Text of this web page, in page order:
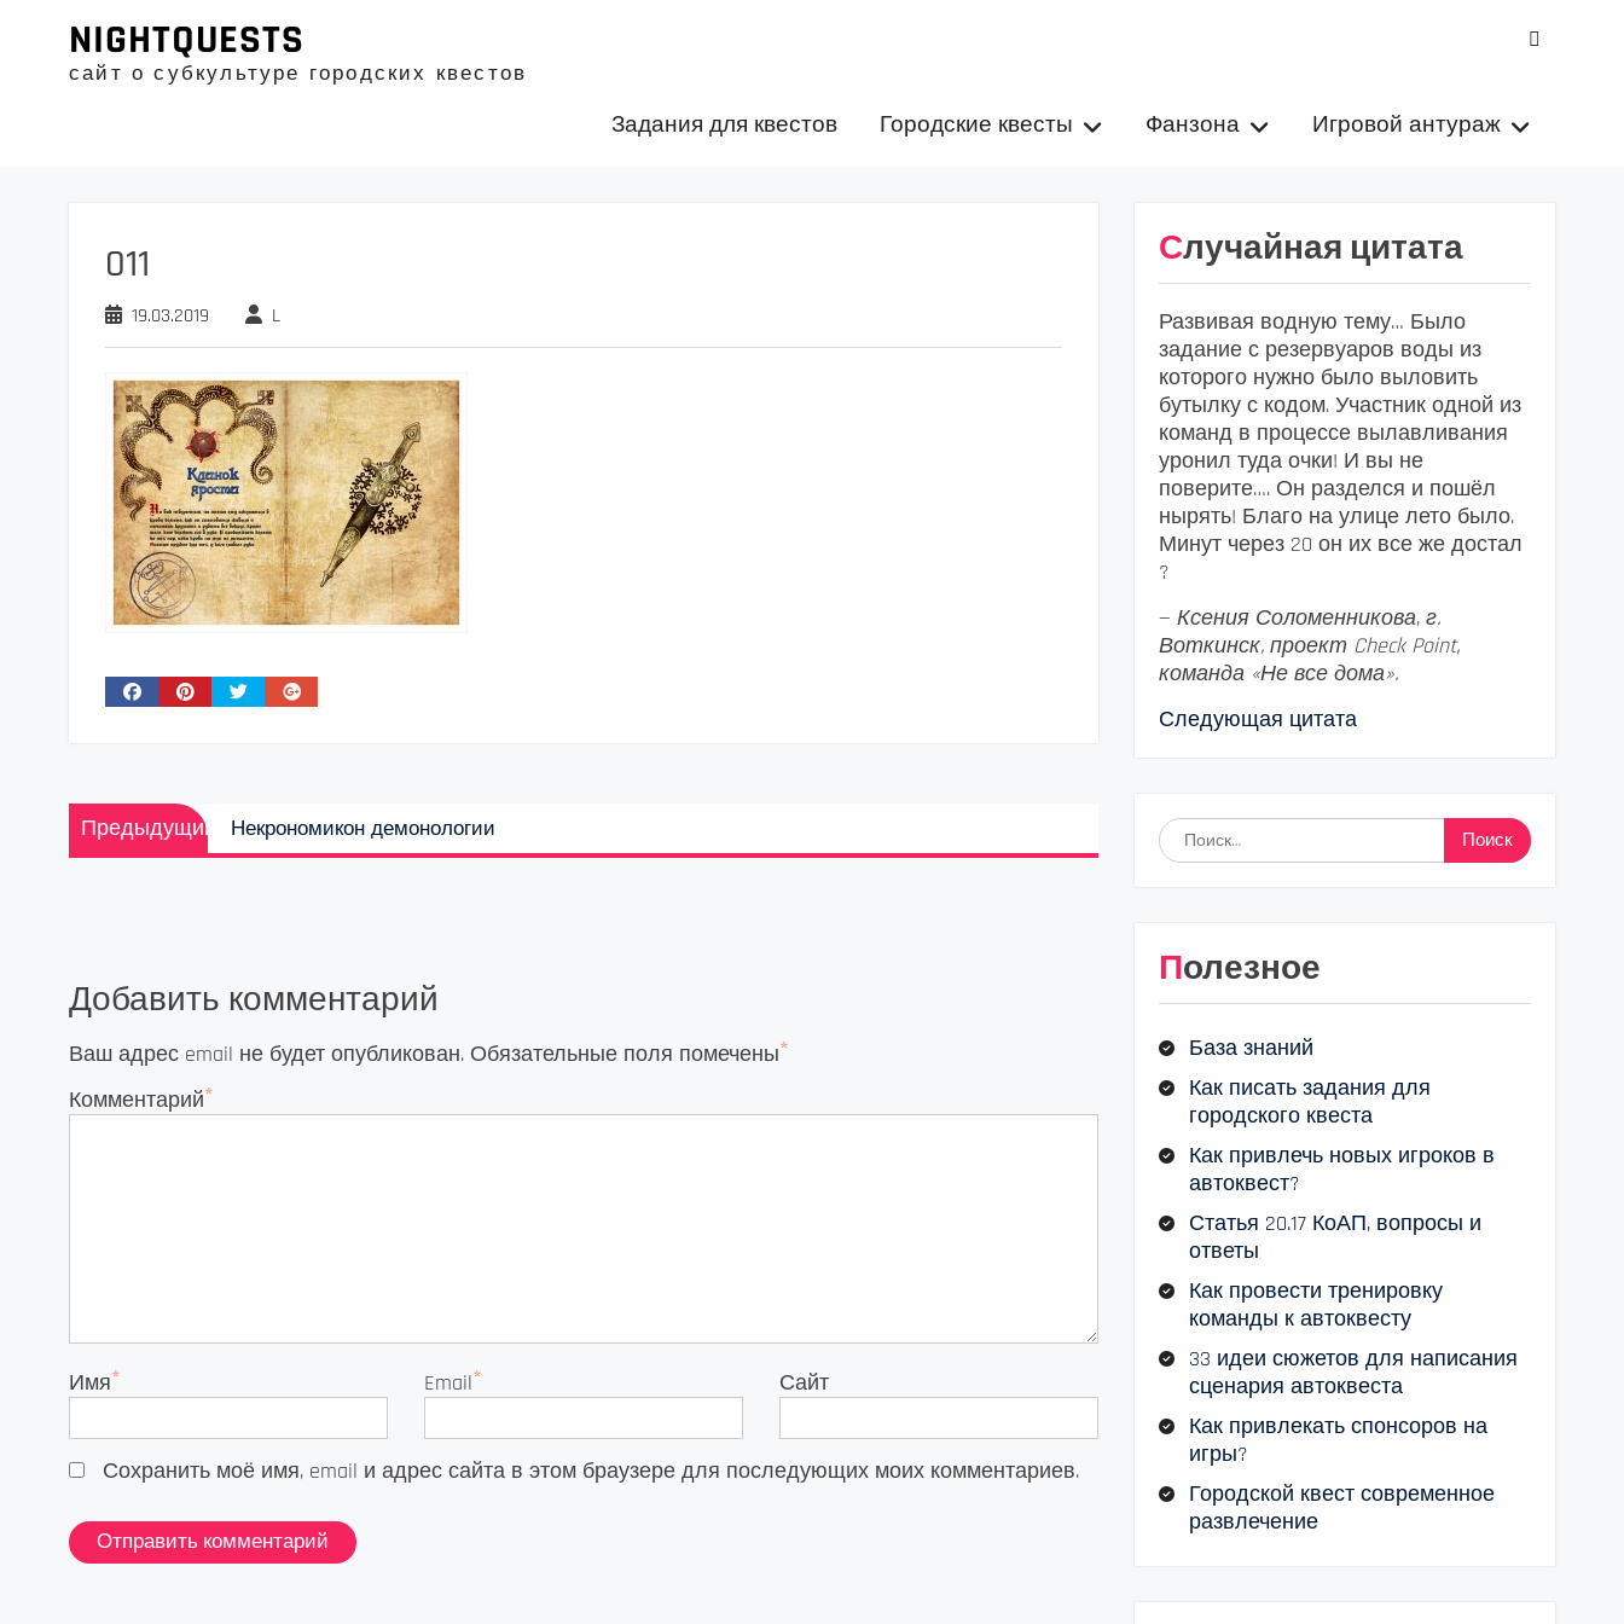
содержимому
NIGHTQUESTS
сайт о субкультуре городских квестов
Задания для квестов Городские квесты Фанзона Игровой антураж
011
19.03.2019 L
Навигация
по
Предыдущий
Предыдущая
запись:
Некрономикон демонологии
Добавить комментарий
Ваш адрес email не будет опубликован. Обязательные поля помечены*
Комментарий*
Имя* Email* Сайт
Сохранить моё имя, email и адрес сайта в этом браузере для последующих моих комментариев.
Случайная цитата
Развивая водную тему… Было
задание с резервуаров воды из
которого нужно было выловить
бутылку с кодом. Участник одной из
команд в процессе вылавливания
уронил туда очки! И вы не
поверите…. Он разделся и пошёл
нырять! Благо на улице лето было.
Минут через 20 он их все же достал
?
— Ксения Соломенникова, г.
Воткинск, проект Check Point,
команда «Не все дома».
Следующая цитата
Найти:
Полезное
База знаний
Как писать задания для
городского квеста
Как привлечь новых игроков в
автоквест?
Статья 20.17 КоАП, вопросы и
ответы
Как провести тренировку
команды к автоквесту
33 идеи сюжетов для написания
сценария автоквеста
Как привлекать спонсоров на
игры?
Городской квест современное
развлечение